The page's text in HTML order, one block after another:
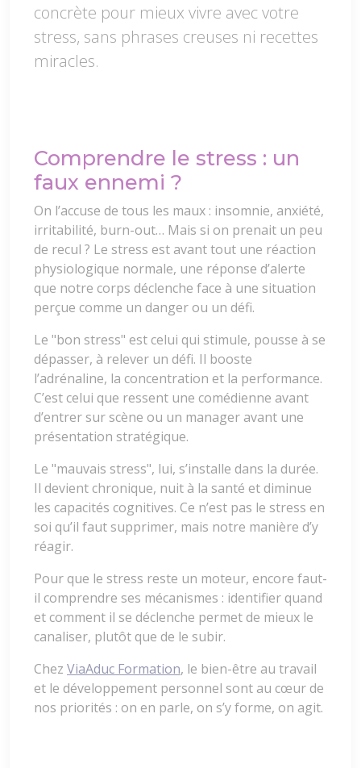
concrète pour mieux vivre avec votre
stress, sans phrases creuses ni recettes
miracles.
Comprendre le stress : un
faux ennemi ?
On l’accuse de tous les maux : insomnie, anxiété,
irritabilité, burn-out… Mais si on prenait un peu
de recul ? Le stress est avant tout une réaction
physiologique normale, une réponse d’alerte
que notre corps déclenche face à une situation
perçue comme un danger ou un défi.
Le "bon stress" est celui qui stimule, pousse à se
dépasser, à relever un défi. Il booste
l’adrénaline, la concentration et la performance.
C’est celui que ressent une comédienne avant
d’entrer sur scène ou un manager avant une
présentation stratégique.
Le "mauvais stress", lui, s’installe dans la durée.
Il devient chronique, nuit à la santé et diminue
les capacités cognitives. Ce n’est pas le stress en
soi qu’il faut supprimer, mais notre manière d’y
réagir.
Pour que le stress reste un moteur, encore faut-
il comprendre ses mécanismes : identifier quand
et comment il se déclenche permet de mieux le
canaliser, plutôt que de le subir.
Chez ViaAduc Formation, le bien-être au travail
et le développement personnel sont au cœur de
nos priorités : on en parle, on s’y forme, on agit.